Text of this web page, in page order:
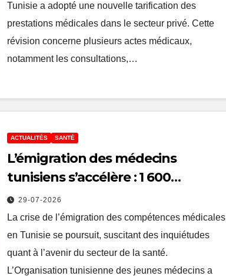
Tunisie a adopté une nouvelle tarification des
prestations médicales dans le secteur privé. Cette
révision concerne plusieurs actes médicaux,
notamment les consultations,…
ACTUALITÉS SANTÉ
L’émigration des médecins
tunisiens s’accélère : 1 600
médecins diplômés de la
promotion 2024 ont quitté la
Tunisie
29-07-2026
La crise de l’émigration des compétences médicales
en Tunisie se poursuit, suscitant des inquiétudes
quant à l’avenir du secteur de la santé.
L’Organisation tunisienne des jeunes médecins a